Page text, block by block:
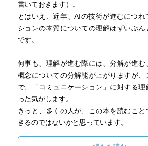
書いておきます）。
とはいえ、近年、AIの技術が進むにつれ
ションの本質についての理解はずいぶん
です。
何事も、理解が進む際には、分解が進む
概念についての分解能が上がりますが、
で、「コミュニケーション」に対する理
った気がします。
きっと、多くの人が、この本を読むこと
きるのではないかと思っています。